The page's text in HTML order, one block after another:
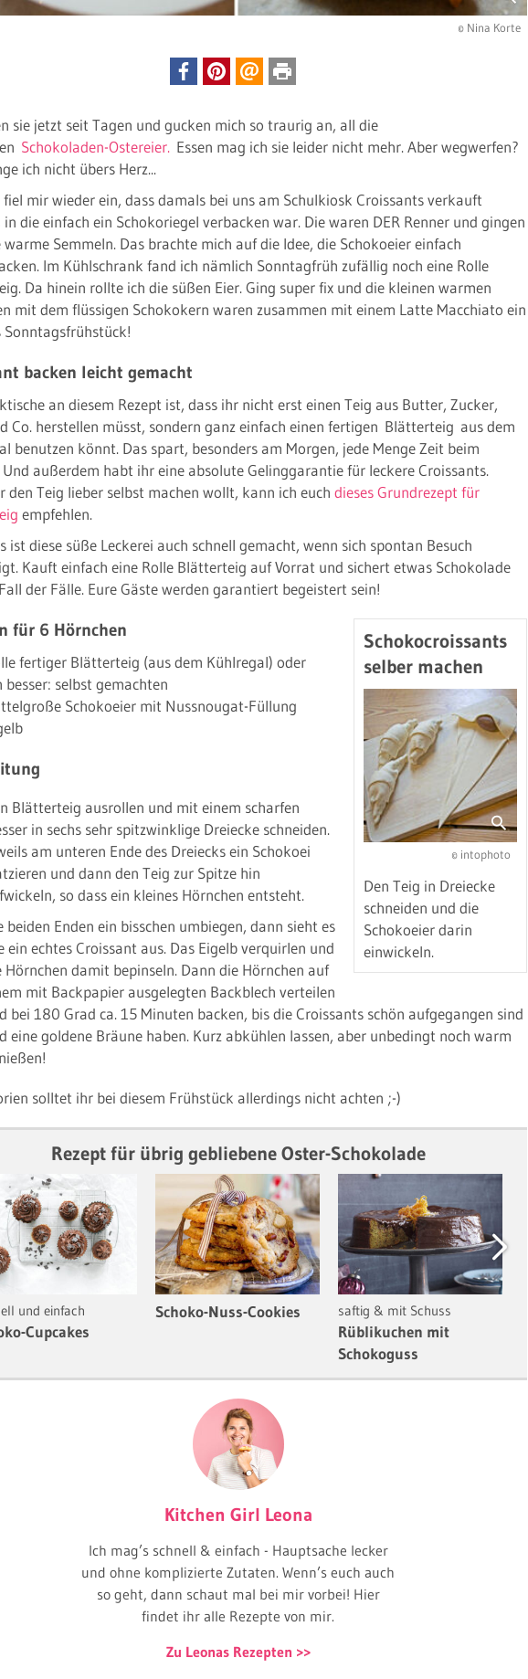
© Nina Korte
sie jetzt seit Tagen und gucken mich so traurig an, all die
Schokoladen-Ostereier. Essen mag ich sie leider nicht mehr. Aber wegwerfen?
ich nicht übers Herz...
fiel mir wieder ein, dass damals bei uns am Schulkiosk Croissants verkauft
die einfach ein Schokoriegel verbacken war. Die waren DER Renner und gingen
Semmeln. Das brachte mich auf die Idee, die Schokoeier einfach
Im Kühlschrank fand ich nämlich Sonntagfrüh zufällig noch eine Rolle
Da hinein rollte ich die süßen Eier. Ging super fix und die kleinen warmen
mit dem flüssigen Schokokern waren zusammen mit einem Latte Macchiato ein
Sonntagsfrühstück!
backen leicht gemacht
an diesem Rezept ist, dass ihr nicht erst einen Teig aus Butter, Zucker,
Co. herstellen müsst, sondern ganz einfach einen fertigen Blätterteig aus dem
benutzen könnt. Das spart, besonders am Morgen, jede Menge Zeit beim
Und außerdem habt ihr eine absolute Gelinggarantie für leckere Croissants.
den Teig lieber selbst machen wollt, kann ich euch dieses Grundrezept für
empfehlen.
ist diese süße Leckerei auch schnell gemacht, wenn sich spontan Besuch
Kauft einfach eine Rolle Blätterteig auf Vorrat und sichert etwas Schokolade
der Fälle. Eure Gäste werden garantiert begeistert sein!
Schokocroissants
selber machen
© intophoto
Den Teig in Dreiecke
schneiden und die
Schokoeier darin
einwickeln.
für 6 Hörnchen
fertiger Blätterteig (aus dem Kühlregal) oder
besser: selbst gemachten
Schokoeier mit Nussnougat-Füllung
Blätterteig ausrollen und mit einem scharfen
in sechs sehr spitzwinklige Dreiecke schneiden.
am unteren Ende des Dreiecks ein Schokoei
und dann den Teig zur Spitze hin
so dass ein kleines Hörnchen entsteht.
beiden Enden ein bisschen umbiegen, dann sieht es
ein echtes Croissant aus. Das Eigelb verquirlen und
Hörnchen damit bepinseln. Dann die Hörnchen auf
mit Backpapier ausgelegten Backblech verteilen
bei 180 Grad ca. 15 Minuten backen, bis die Croissants schön aufgegangen sind
eine goldene Bräune haben. Kurz abkühlen lassen, aber unbedingt noch warm
solltet ihr bei diesem Frühstück allerdings nicht achten ;-)
Rezept für übrig gebliebene Oster-Schokolade
und einfach
Cupcakes
Schoko-Nuss-Cookies saftig & mit Schuss
Rüblikuchen mit
Schokoguss
Next
Kitchen Girl Leona
Ich mag’s schnell & einfach - Hauptsache lecker
und ohne komplizierte Zutaten. Wenn’s euch auch
so geht, dann schaut mal bei mir vorbei! Hier
findet ihr alle Rezepte von mir.
Zu Leonas Rezepten